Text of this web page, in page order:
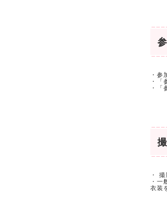
・参
・「
・「
・
・一
衣装